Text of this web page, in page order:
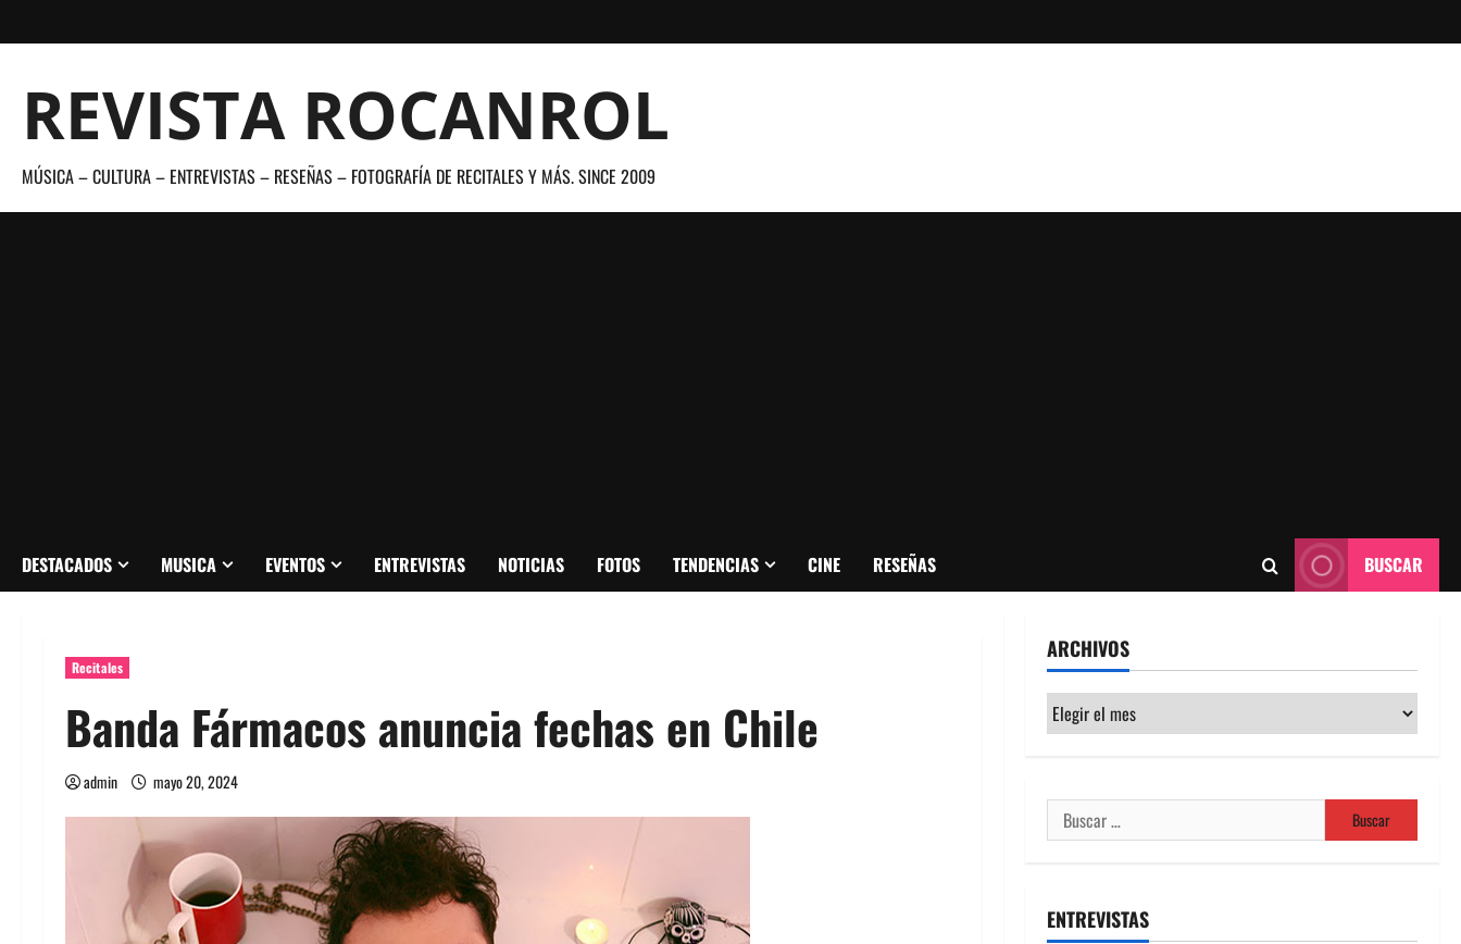
al
REVISTA ROCANROL
MÚSICA – CULTURA – ENTREVISTAS – RESEÑAS – FOTOGRAFÍA DE RECITALES Y MÁS. SINCE 2009
DESTACADOS MUSICA EVENTOS ENTREVISTAS NOTICIAS FOTOS TENDENCIAS CINE RESEÑAS BUSCAR
Recitales
Banda Fármacos anuncia fechas en Chile
admin mayo 20, 2024
ARCHIVOS
Archivos
Buscar:
ENTREVISTAS